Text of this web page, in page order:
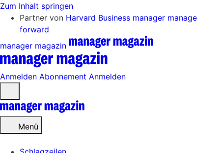
Zum Inhalt springen
Partner von Harvard Business manager manage
forward
manager magazin
Anmelden Abonnement Anmelden
öffnen
Menü